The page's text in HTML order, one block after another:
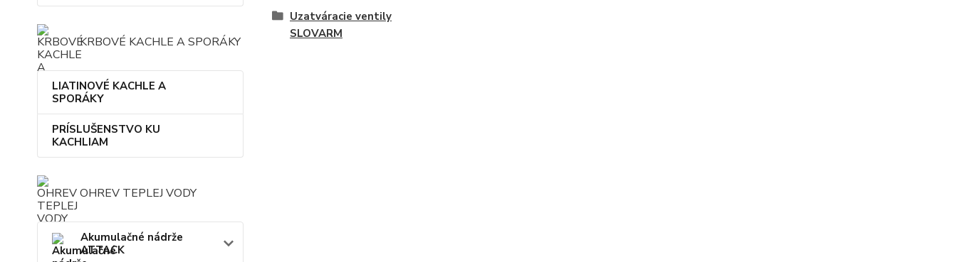
KRBOVÉ KACHLE A SPORÁKY
LIATINOVÉ KACHLE A
SPORÁKY
PRÍSLUŠENSTVO KU
KACHLIAM
OHREV TEPLEJ VODY
Akumulačné nádrže
ATTACK
Uzatváracie ventily
SLOVARM